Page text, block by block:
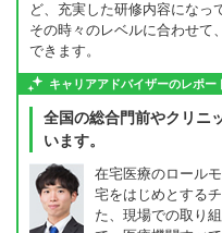
ど、充実した研修内容になっ
その時々のレベルに合わせて
できます。
キャリアアドバイザーのレポー
全国の総合門前やクリニ
います。
在宅医療のロール
宅をはじめとする
た、現場での取り